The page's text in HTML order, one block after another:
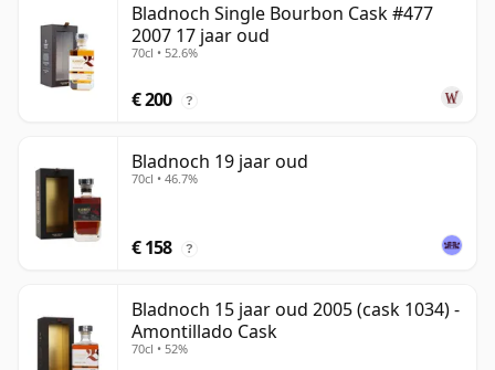
Bladnoch Single Bourbon Cask #477
2007 17 jaar oud
70cl • 52.6%
€ 200 ?
Bladnoch 19 jaar oud
70cl • 46.7%
€ 158 ?
Bladnoch 15 jaar oud 2005 (cask 1034) -
Amontillado Cask
70cl • 52%